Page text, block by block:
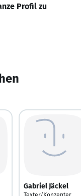
Profil zu
Gabriel Jäckel